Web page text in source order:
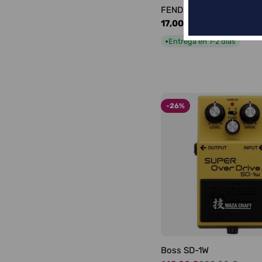
FENDER LOGO
Precio
habitual
17,00 €
●Entrega en 1-2 días
-26%
Boss SD-1W